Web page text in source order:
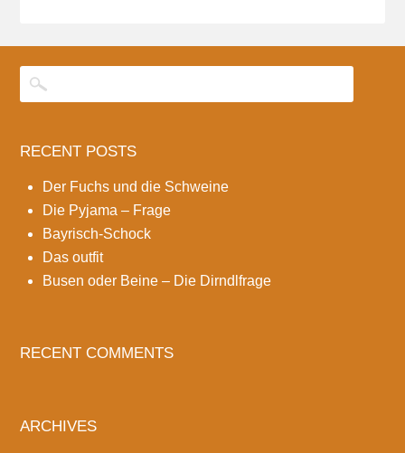
RECENT POSTS
Der Fuchs und die Schweine
Die Pyjama – Frage
Bayrisch-Schock
Das outfit
Busen oder Beine – Die Dirndlfrage
RECENT COMMENTS
ARCHIVES